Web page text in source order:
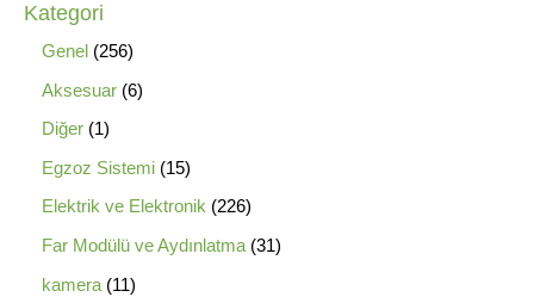
Kategori
Genel 256
Aksesuar 6
Diğer 1
Egzoz Sistemi 15
Elektrik ve Elektronik 226
Far Modülü ve Aydınlatma 31
kamera 11